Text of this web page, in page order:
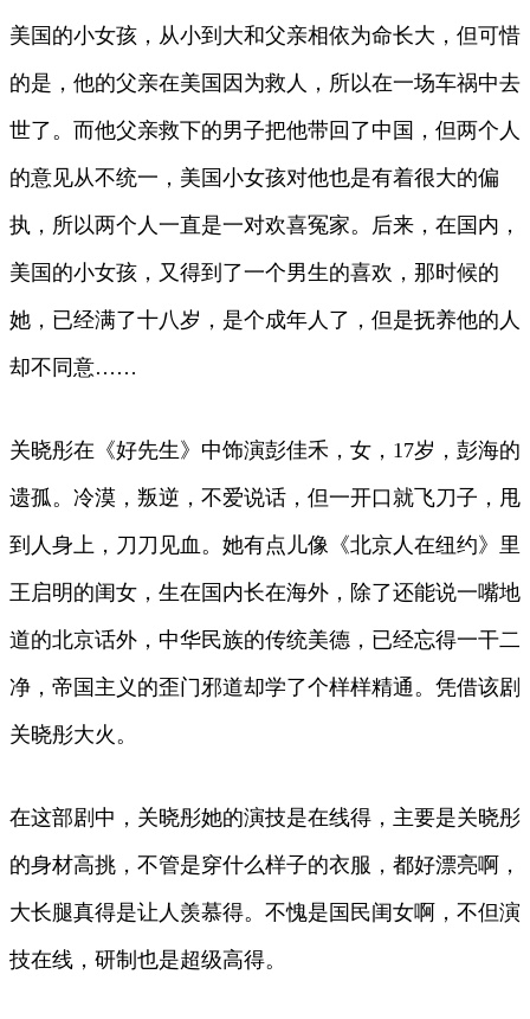
美国的小女孩，从小到大和父亲相依为命长大，但可惜
的是，他的父亲在美国因为救人，所以在一场车祸中去
世了。而他父亲救下的男子把他带回了中国，但两个人
的意见从不统一，美国小女孩对他也是有着很大的偏
执，所以两个人一直是一对欢喜冤家。后来，在国内，
美国的小女孩，又得到了一个男生的喜欢，那时候的
她，已经满了十八岁，是个成年人了，但是抚养他的人
却不同意……
关晓彤在《好先生》中饰演彭佳禾，女，17岁，彭海的
遗孤。冷漠，叛逆，不爱说话，但一开口就飞刀子，甩
到人身上，刀刀见血。她有点儿像《北京人在纽约》里
王启明的闺女，生在国内长在海外，除了还能说一嘴地
道的北京话外，中华民族的传统美德，已经忘得一干二
净，帝国主义的歪门邪道却学了个样样精通。凭借该剧
关晓彤大火。
在这部剧中，关晓彤她的演技是在线得，主要是关晓彤
的身材高挑，不管是穿什么样子的衣服，都好漂亮啊，
大长腿真得是让人羡慕得。不愧是国民闺女啊，不但演
技在线，研制也是超级高得。